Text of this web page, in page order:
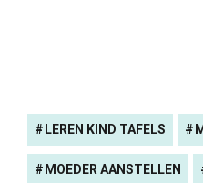
LEREN KIND TAFELS
MOEDER AANSTELLEN